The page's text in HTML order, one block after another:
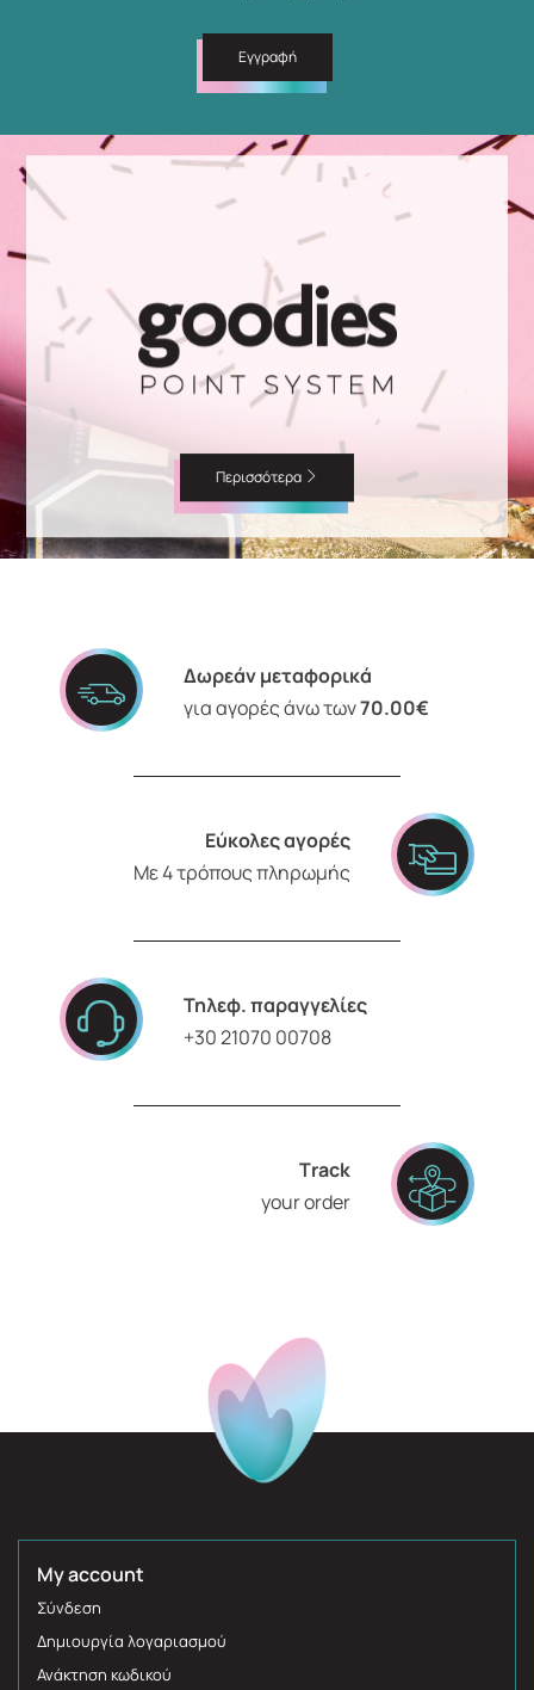
Εγγραφή
Περισσότερα
Δωρεάν μεταφορικά
για αγορές άνω των70.00€
Εύκολες αγορές
Με 4 τρόπους πληρωμής
Τηλεφ. παραγγελίες
+30 21070 00708
Τrack
your order
My account
Σύνδεση
Δημιουργία λογαριασμού
Ανάκτηση κωδικού